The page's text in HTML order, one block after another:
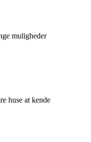
muligheder
huse at kende